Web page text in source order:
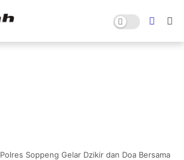
Polres Soppeng Gelar Dzikir dan Doa Bersama